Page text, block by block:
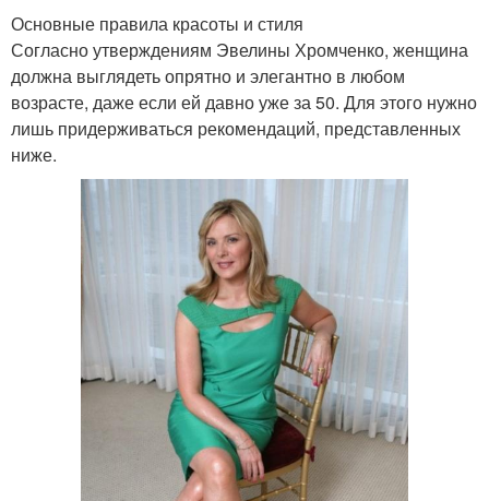
Основные правила красоты и стиля
Согласно утверждениям Эвелины Хромченко, женщина
должна выглядеть опрятно и элегантно в любом
возрасте, даже если ей давно уже за 50. Для этого нужно
лишь придерживаться рекомендаций, представленных
ниже.